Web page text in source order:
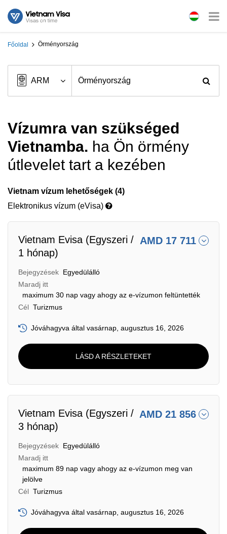
Főoldal Örményország
Vízumra van szükséged
Vietnamba. ha Ön örmény
útlevelet tart a kezében
Vietnam vízum lehetőségek (4)
Elektronikus vízum (eVisa)
Vietnam Evisa (Egyszeri /
1 hónap)
AMD 17 711
Bejegyzések Egyedülálló
Maradj itt
maximum 30 nap vagy ahogy az e-vízumon feltüntették
Cél Turizmus
Jóváhagyva által vasárnap, augusztus 16, 2026
LÁSD A RÉSZLETEKET
Vietnam Evisa (Egyszeri /
3 hónap)
AMD 21 856
Bejegyzések Egyedülálló
Maradj itt
maximum 89 nap vagy ahogy az e-vízumon meg van
jelölve
Cél Turizmus
Jóváhagyva által vasárnap, augusztus 16, 2026